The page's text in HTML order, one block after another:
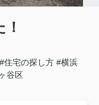
#住宅の探し方 #横浜
谷区